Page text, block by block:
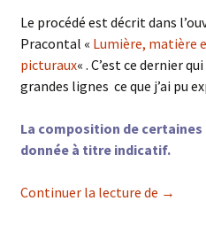
Le procédé est décrit dans
Pracontal « Lumière, matière
picturaux« . C’est ce dernier
grandes lignes ce que j’ai pu
La composition de
donnée à titre indicatif.
Continuer la lecture de →